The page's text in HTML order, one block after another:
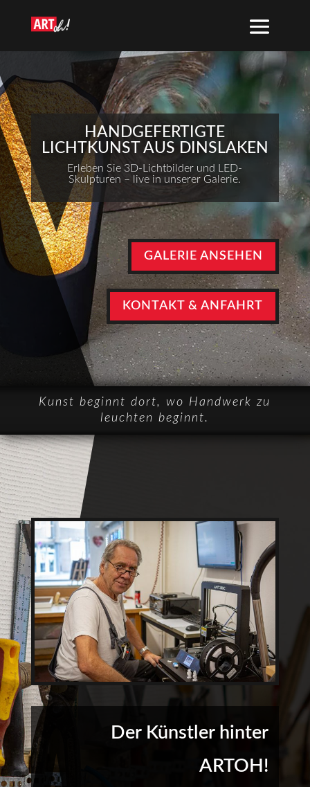
HANDGEFERTIGTE
LICHTKUNST AUS DINSLAKEN
Erleben Sie 3D-Lichtbilder und LED-
Skulpturen – live in unserer Galerie.
GALERIE ANSEHEN
KONTAKT & ANFAHRT
Kunst beginnt dort, wo Handwerk zu
leuchten beginnt.
Der Künstler hinter
ARTOH!